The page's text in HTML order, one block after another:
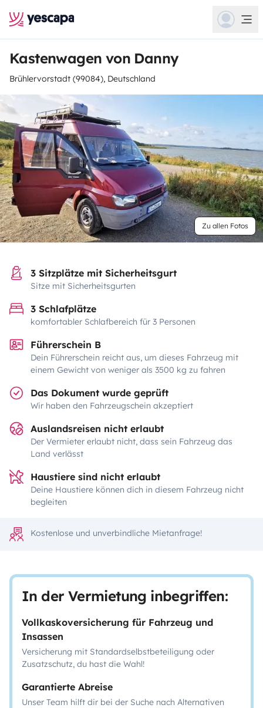
Kastenwagen von Danny
Brühlervorstadt (99084), Deutschland
Zu allen Fotos
3 Sitzplätze mit Sicherheitsgurt
Sitze mit Sicherheitsgurten
3 Schlafplätze
komfortabler Schlafbereich für 3 Personen
Führerschein B
Dein Führerschein reicht aus, um dieses Fahrzeug mit
einem Gewicht von weniger als 3500 kg zu fahren
Das Dokument wurde geprüft
Wir haben den Fahrzeugschein akzeptiert
Auslandsreisen nicht erlaubt
Der Vermieter erlaubt nicht, dass sein Fahrzeug das
Land verlässt
Haustiere sind nicht erlaubt
Deine Haustiere können dich in diesem Fahrzeug nicht
begleiten
Kostenlose und unverbindliche Mietanfrage!
In der Vermietung inbegriffen:
Vollkaskoversicherung für Fahrzeug und
Insassen
Versicherung mit Standardselbstbeteiligung oder
Zusatzschutz, du hast die Wahl!
Garantierte Abreise
Unser Team hilft dir bei der Suche nach Alternativen